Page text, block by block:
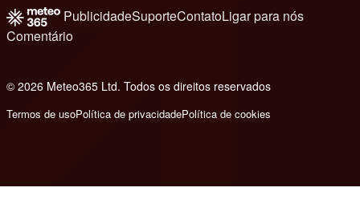
PublicidadeSuporteContatoLigar para nós
Comentário
© 2026 Meteo365 Ltd. Todos os direitos reservados
Termos de usoPolítica de privacidadePolítica de cookies